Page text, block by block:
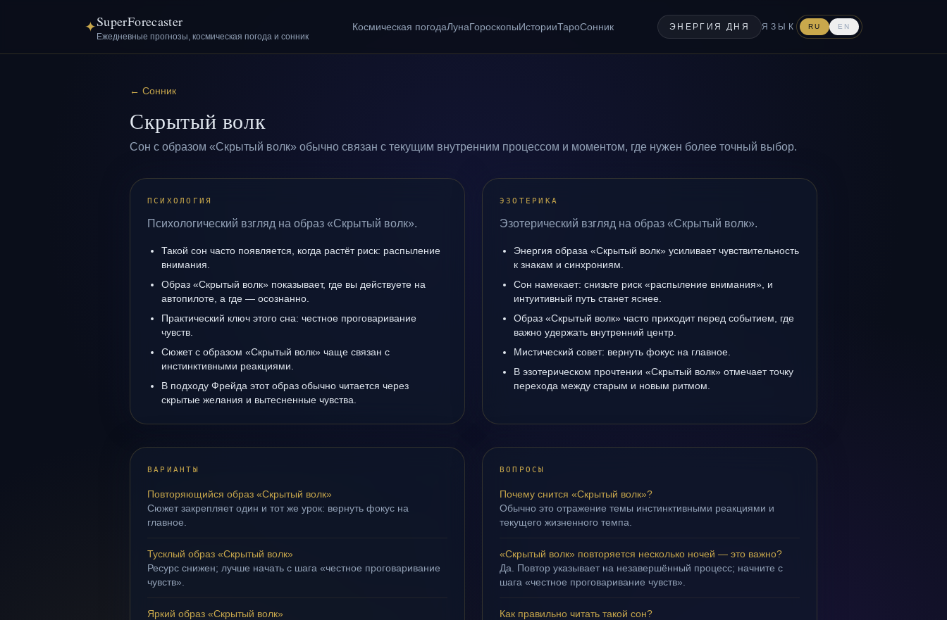
✦SuperForecaster
Ежедневные прогнозы, космическая погода и сонник
Космическая погодаЛунаГороскопыИсторииТароСонник ЭНЕРГИЯ ДНЯ ЯЗЫК RU EN
← Сонник
Скрытый волк
Сон с образом «Скрытый волк» обычно связан с текущим внутренним процессом и моментом, где нужен более точный выбор.
ПСИХОЛОГИЯ
Психологический взгляд на образ «Скрытый волк».
Такой сон часто появляется, когда растёт риск: распыление
внимания.
Образ «Скрытый волк» показывает, где вы действуете на
автопилоте, а где — осознанно.
Практический ключ этого сна: честное проговаривание
чувств.
Сюжет с образом «Скрытый волк» чаще связан с
инстинктивными реакциями.
В подходу Фрейда этот образ обычно читается через
скрытые желания и вытесненные чувства.
ЭЗОТЕРИКА
Эзотерический взгляд на образ «Скрытый волк».
Энергия образа «Скрытый волк» усиливает чувствительность
к знакам и синхрониям.
Сон намекает: снизьте риск «распыление внимания», и
интуитивный путь станет яснее.
Образ «Скрытый волк» часто приходит перед событием, где
важно удержать внутренний центр.
Мистический совет: вернуть фокус на главное.
В эзотерическом прочтении «Скрытый волк» отмечает точку
перехода между старым и новым ритмом.
ВАРИАНТЫ
Повторяющийся образ «Скрытый волк»
Сюжет закрепляет один и тот же урок: вернуть фокус на
главное.
Тусклый образ «Скрытый волк»
Ресурс снижен; лучше начать с шага «честное проговаривание
чувств».
Яркий образ «Скрытый волк»
ВОПРОСЫ
Почему снится «Скрытый волк»?
Обычно это отражение темы инстинктивными реакциями и
текущего жизненного темпа.
«Скрытый волк» повторяется несколько ночей — это важно?
Да. Повтор указывает на незавершённый процесс; начните с
шага «честное проговаривание чувств».
Как правильно читать такой сон?